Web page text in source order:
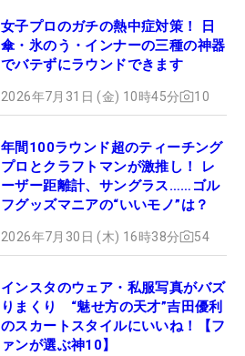
女子プロのガチの熱中症対策！ 日
傘・氷のう・インナーの三種の神器
でバテずにラウンドできます
2026年7月31日 (金) 10時45分 10
年間100ラウンド超のティーチング
プロとクラフトマンが激推し！ レ
ーザー距離計、サングラス……ゴル
フグッズマニアの“いいモノ”は？
2026年7月30日 (木) 16時38分 54
インスタのウェア・私服写真がバズ
りまくり “魅せ方の天才”吉田優利
のスカートスタイルにいいね！【フ
ァンが選ぶ神10】